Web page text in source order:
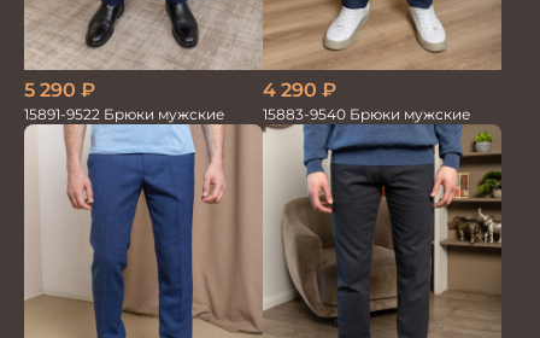
5 290 ₽
15891-9522 Брюки мужские
4 290 ₽
15883-9540 Брюки мужские